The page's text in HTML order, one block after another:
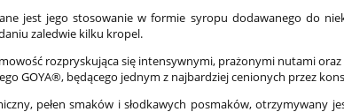
jest jego stosowanie w formie syropu dodawanego do
zaledwie kilku kropel.
rozpryskująca się intensywnymi, prażonymi nutami
GOYA®, będącego jednym z najbardziej cenionych przez
pełen smaków i słodkawych posmaków, otrzymywany